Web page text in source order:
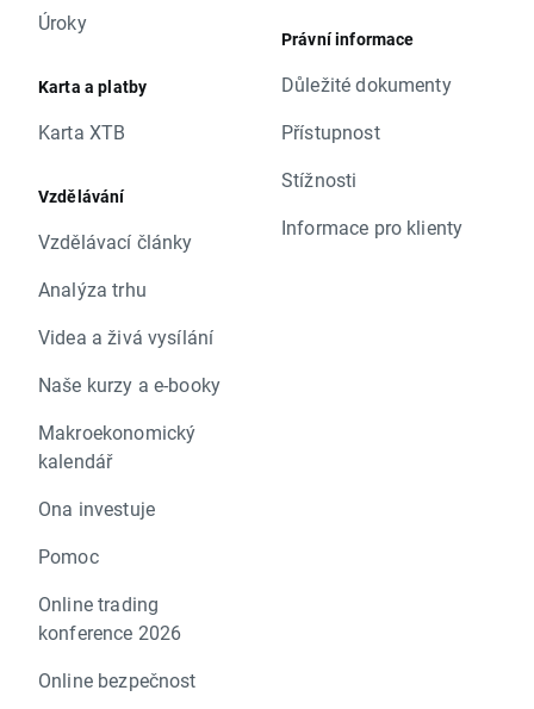
Úroky
Karta a platby
Karta XTB
Vzdělávání
Vzdělávací články
Analýza trhu
Videa a živá vysílání
Naše kurzy a e-booky
Makroekonomický
kalendář
Ona investuje
Pomoc
Online trading
konference 2026
Online bezpečnost
Právní informace
Důležité dokumenty
Přístupnost
Stížnosti
Informace pro klienty